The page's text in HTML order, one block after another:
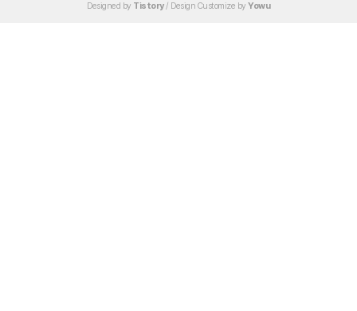
Designed by Tistory/ Design Customize by Yowu